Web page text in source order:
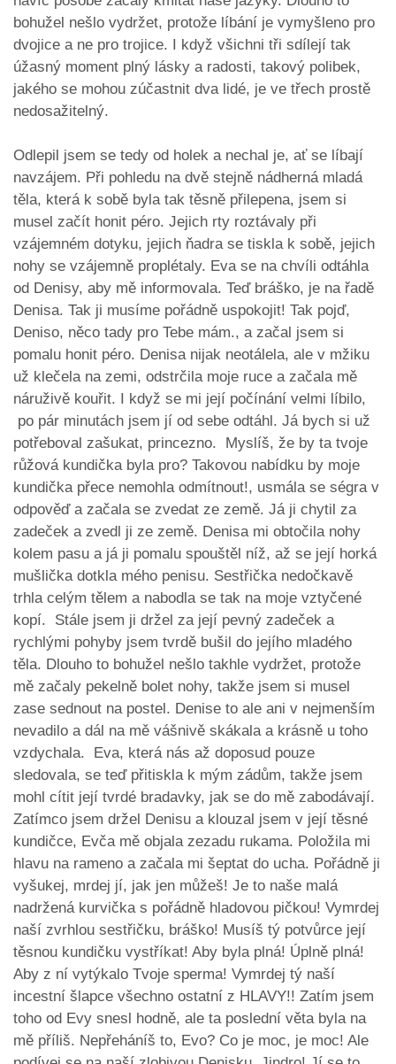
bohužel nešlo vydržet, protože líbání je vymyšleno pro
dvojice a ne pro trojice. I když všichni tři sdílejí tak
úžasný moment plný lásky a radosti, takový polibek,
jakého se mohou zúčastnit dva lidé, je ve třech prostě
nedosažitelný.
Odlepil jsem se tedy od holek a nechal je, ať se líbají
navzájem. Při pohledu na dvě stejně nádherná mladá
těla, která k sobě byla tak těsně přilepena, jsem si
musel začít honit péro. Jejich rty roztávaly při
vzájemném dotyku, jejich ňadra se tiskla k sobě, jejich
nohy se vzájemně proplétaly. Eva se na chvíli odtáhla
od Denisy, aby mě informovala. Teď bráško, je na řadě
Denisa. Tak ji musíme pořádně uspokojit! Tak pojď,
Deniso, něco tady pro Tebe mám., a začal jsem si
pomalu honit péro. Denisa nijak neotálela, ale v mžiku
už klečela na zemi, odstrčila moje ruce a začala mě
náruživě kouřit. I když se mi její počínání velmi líbilo,
po pár minutách jsem jí od sebe odtáhl. Já bych si už
potřeboval zašukat, princezno. Myslíš, že by ta tvoje
růžová kundička byla pro? Takovou nabídku by moje
kundička přece nemohla odmítnout!, usmála se ségra v
odpověď a začala se zvedat ze země. Já ji chytil za
zadeček a zvedl ji ze země. Denisa mi obtočila nohy
kolem pasu a já ji pomalu spouštěl níž, až se její horká
mušlička dotkla mého penisu. Sestřička nedočkavě
trhla celým tělem a nabodla se tak na moje vztyčené
kopí. Stále jsem ji držel za její pevný zadeček a
rychlými pohyby jsem tvrdě bušil do jejího mladého
těla. Dlouho to bohužel nešlo takhle vydržet, protože
mě začaly pekelně bolet nohy, takže jsem si musel
zase sednout na postel. Denise to ale ani v nejmenším
nevadilo a dál na mě vášnivě skákala a krásně u toho
vzdychala. Eva, která nás až doposud pouze
sledovala, se teď přitiskla k mým zádům, takže jsem
mohl cítit její tvrdé bradavky, jak se do mě zabodávají.
Zatímco jsem držel Denisu a klouzal jsem v její těsné
kundičce, Evča mě objala zezadu rukama. Položila mi
hlavu na rameno a začala mi šeptat do ucha. Pořádně ji
vyšukej, mrdej jí, jak jen můžeš! Je to naše malá
nadržená kurvička s pořádně hladovou pičkou! Vymrdej
naší zvrhlou sestřičku, bráško! Musíš tý potvůrce její
těsnou kundičku vystříkat! Aby byla plná! Úplně plná!
Aby z ní vytýkalo Tvoje sperma! Vymrdej tý naší
incestní šlapce všechno ostatní z HLAVY!! Zatím jsem
toho od Evy snesl hodně, ale ta poslední věta byla na
mě příliš. Nepřeháníš to, Evo? Co je moc, je moc! Ale